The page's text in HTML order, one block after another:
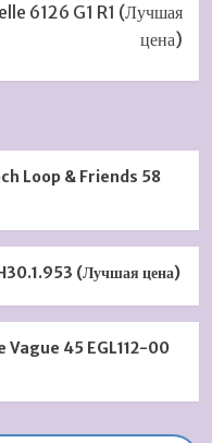
6126 G1 R1 (Лучшая
цена)
Loop & Friends 58
(Лучшая цена)
Vague 45 EGL112-00